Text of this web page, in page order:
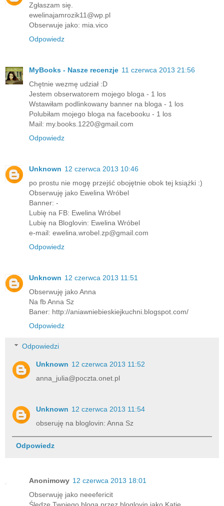
Zgłaszam się.
ewelinajamrozik11@wp.pl
Obserwuje jako: mia.vico
Odpowiedz
MyBooks - Nasze recenzje 11 czerwca 2013 21:56
Chętnie wezmę udział :D
Jestem obserwatorem mojego bloga - 1 los
Wstawiłam podlinkowany banner na bloga - 1 los
Polubiłam mojego bloga na facebooku - 1 los
Mail: my.books.1220@gmail.com
Odpowiedz
Unknown 12 czerwca 2013 10:46
po prostu nie mogę przejść obojętnie obok tej książki :)
Obserwuję jako Ewelina Wróbel
Banner: -
Lubię na FB: Ewelina Wróbel
Lubię na Bloglovin: Ewelina Wróbel
e-mail: ewelina.wrobel.zp@gmail.com
Odpowiedz
Unknown 12 czerwca 2013 11:51
Obserwuję jako Anna
Na fb Anna Sz
Baner: http://aniawniebieskiejkuchni.blogspot.com/
Odpowiedz
Odpowiedzi
Unknown 12 czerwca 2013 11:52
anna_julia@poczta.onet.pl
Unknown 12 czerwca 2013 11:54
obseruję na bloglovin: Anna Sz
Odpowiedz
Anonimowy 12 czerwca 2013 18:01
Obserwuję jako neeefericit